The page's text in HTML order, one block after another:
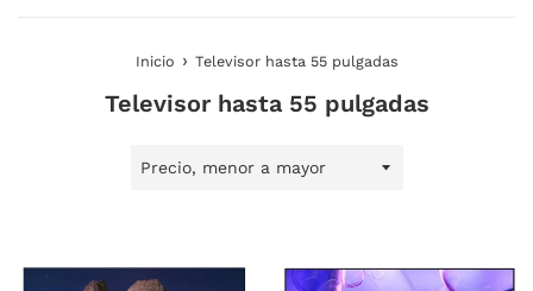
Inicio › Televisor hasta 55 pulgadas
Televisor hasta 55 pulgadas
Ordenar